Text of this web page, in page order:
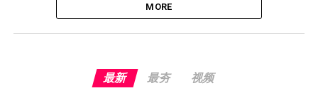
MORE
最新 最夯 视频